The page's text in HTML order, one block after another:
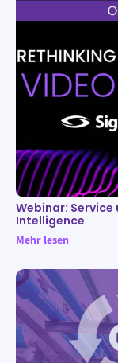
Webinar:
Intelligence
Mehr lesen